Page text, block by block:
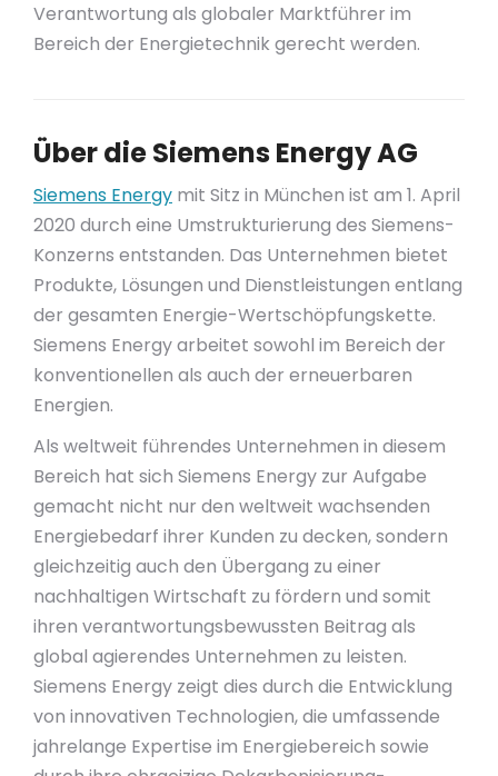
Verantwortung als globaler Marktführer im
Bereich der Energietechnik gerecht werden.
Über die Siemens Energy AG
Siemens Energy mit Sitz in München ist am 1. April
2020 durch eine Umstrukturierung des Siemens-
Konzerns entstanden. Das Unternehmen bietet
Produkte, Lösungen und Dienstleistungen entlang
der gesamten Energie-Wertschöpfungskette.
Siemens Energy arbeitet sowohl im Bereich der
konventionellen als auch der erneuerbaren
Energien.
Als weltweit führendes Unternehmen in diesem
Bereich hat sich Siemens Energy zur Aufgabe
gemacht nicht nur den weltweit wachsenden
Energiebedarf ihrer Kunden zu decken, sondern
gleichzeitig auch den Übergang zu einer
nachhaltigen Wirtschaft zu fördern und somit
ihren verantwortungsbewussten Beitrag als
global agierendes Unternehmen zu leisten.
Siemens Energy zeigt dies durch die Entwicklung
von innovativen Technologien, die umfassende
jahrelange Expertise im Energiebereich sowie